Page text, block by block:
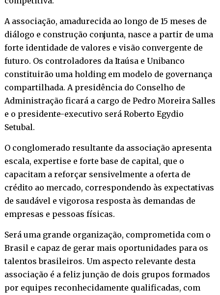
A associação, amadurecida ao longo de 15 meses de
diálogo e construção conjunta, nasce a partir de uma
forte identidade de valores e visão convergente de
futuro. Os controladores da Itaúsa e Unibanco
constituirão uma holding em modelo de governança
compartilhada. A presidência do Conselho de
Administração ficará a cargo de Pedro Moreira Salles
e o presidente-executivo será Roberto Egydio
Setubal.
O conglomerado resultante da associação apresenta
escala, expertise e forte base de capital, que o
capacitam a reforçar sensivelmente a oferta de
crédito ao mercado, correspondendo às expectativas
de saudável e vigorosa resposta às demandas de
empresas e pessoas físicas.
Será uma grande organização, comprometida com o
Brasil e capaz de gerar mais oportunidades para os
talentos brasileiros. Um aspecto relevante desta
associação é a feliz junção de dois grupos formados
por equipes reconhecidamente qualificadas, com